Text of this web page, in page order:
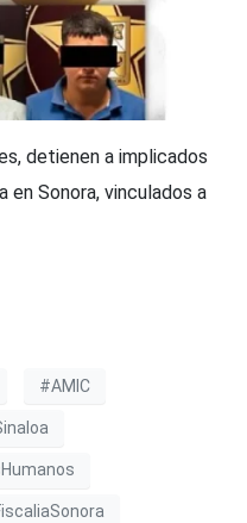
detienen a implicados
en Sonora, vinculados a
#AMIC